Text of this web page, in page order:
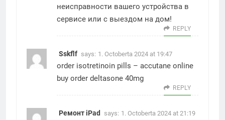
неисправности вашего устройства в
сервисе или с выездом на дом!
REPLY
Sskflf says: 1. Octoberta 2024 at 19:47
order isotretinoin pills – accutane online
buy order deltasone 40mg
REPLY
Ремонт iPad says: 1. Octoberta 2024 at 21:19